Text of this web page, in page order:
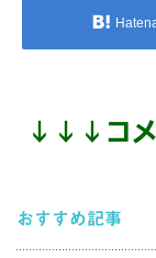
↓ ↓ ↓ コ
おすすめ記事